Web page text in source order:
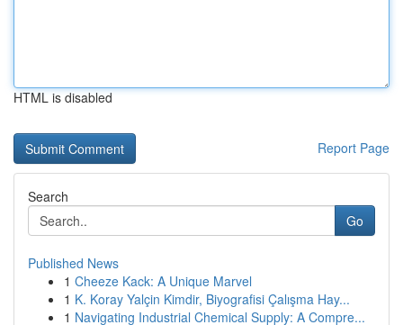
HTML is disabled
Report Page
Search
Go
Published News
1 Cheeze Kack: A Unique Marvel
1 K. Koray Yalçin Kimdir, Biyografisi Çalışma Hay...
1 Navigating Industrial Chemical Supply: A Compre...